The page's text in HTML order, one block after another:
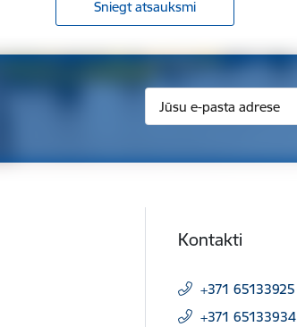
Sniegt atsauksmi
Kontakti
+371 65133925
+371 65133934